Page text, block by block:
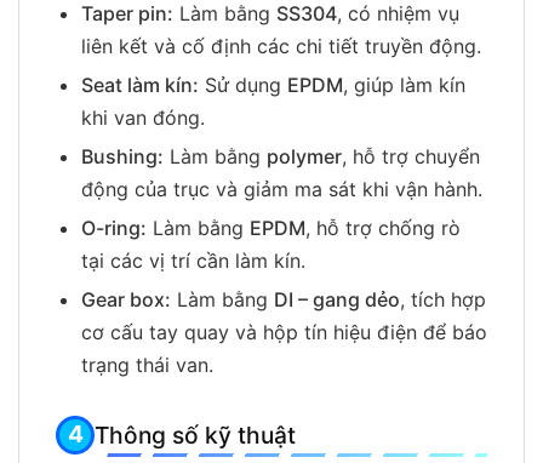
Taper pin: Làm bằng SS304, có nhiệm vụ
liên kết và cố định các chi tiết truyền động.
Seat làm kín: Sử dụng EPDM, giúp làm kín
khi van đóng.
Bushing: Làm bằng polymer, hỗ trợ chuyển
động của trục và giảm ma sát khi vận hành.
O-ring: Làm bằng EPDM, hỗ trợ chống rò
tại các vị trí cần làm kín.
Gear box: Làm bằng DI – gang dẻo, tích hợp
cơ cấu tay quay và hộp tín hiệu điện để báo
trạng thái van.
Thông số kỹ thuật